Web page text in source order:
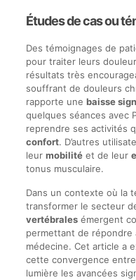
Études de cas ou
Des témoignages de
pour traiter leurs
résultats très
souffrant de douleurs
rapporte une baisse
quelques séances avec
reprendre ses activités
confort. D’autres
leur mobilitéet de leur
tonus musculaire.
Dans un contexte où la
transformer le secteur
vertébralesémergent
permettant de répondre
médecine. Cet article a
cette convergence entre
lumière les avancées